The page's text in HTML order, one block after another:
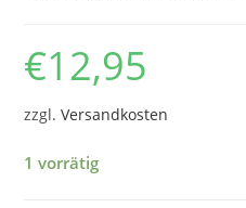
€12,95
zzgl.Versandkosten
1 vorrätig